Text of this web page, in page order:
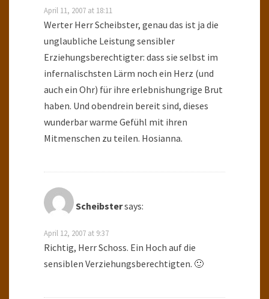
April 11, 2007 at 18:11
Werter Herr Scheibster, genau das ist ja die
unglaubliche Leistung sensibler
Erziehungsberechtigter: dass sie selbst im
infernalischsten Lärm noch ein Herz (und
auch ein Ohr) für ihre erlebnishungrige Brut
haben. Und obendrein bereit sind, dieses
wunderbar warme Gefühl mit ihren
Mitmenschen zu teilen. Hosianna.
Scheibstersays:
April 12, 2007 at 9:37
Richtig, Herr Schoss. Ein Hoch auf die
sensiblen Verziehungsberechtigten. 🙂